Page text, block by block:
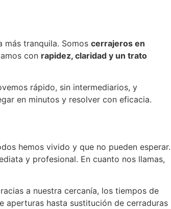
más tranquila. Somos cerrajeros en
con rapidez, claridad y un trato
rápido, sin intermediarios, y
en minutos y resolver con eficacia.
hemos vivido y que no pueden esperar.
y profesional. En cuanto nos llamas,
a nuestra cercanía, los tiempos de
aperturas hasta sustitución de cerraduras